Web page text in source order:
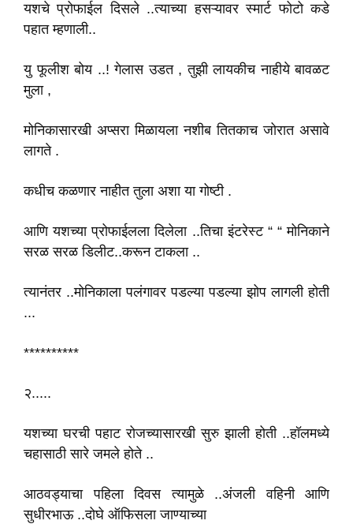
यशचे प्रोफाईल दिसले ..त्याच्या हसऱ्यावर स्मार्ट फोटो कडे
पहात म्हणाली..
यु फूलीश बोय ..! गेलास उडत , तुझी लायकीच नाहीये बावळट
मुला ,
मोनिकासारखी अप्सरा मिळायला नशीब तितकाच जोरात असावे
लागते .
कधीच कळणार नाहीत तुला अशा या गोष्टी .
आणि यशच्या प्रोफाईलला दिलेला ..तिचा इंटरेस्ट “ “ मोनिकाने
सरळ सरळ डिलीट..करून टाकला ..
त्यानंतर ..मोनिकाला पलंगावर पडल्या पडल्या झोप लागली होती
...
**********
२.....
यशच्या घरची पहाट रोजच्यासारखी सुरु झाली होती ..हॉलमध्ये
चहासाठी सारे जमले होते ..
आठवड्याचा पहिला दिवस त्यामुळे ..अंजली वहिनी आणि
सुधीरभाऊ ..दोघे ऑफिसला जाण्याच्या